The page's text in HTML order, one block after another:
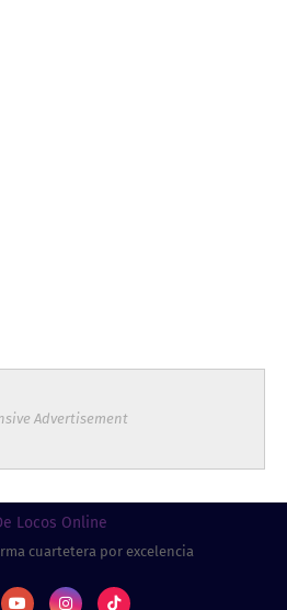
Advertisement
cuartetera por excelencia